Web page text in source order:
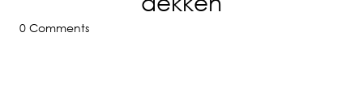
0 Comments